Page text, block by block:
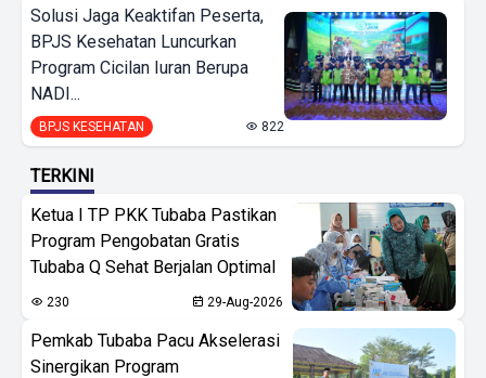
Solusi Jaga Keaktifan Peserta,
BPJS Kesehatan Luncurkan
Program Cicilan Iuran Berupa
NADI...
BPJS KESEHATAN 822
TERKINI
Ketua I TP PKK Tubaba Pastikan
Program Pengobatan Gratis
Tubaba Q Sehat Berjalan Optimal
230 29-Aug-2026
Pemkab Tubaba Pacu Akselerasi
Sinergikan Program